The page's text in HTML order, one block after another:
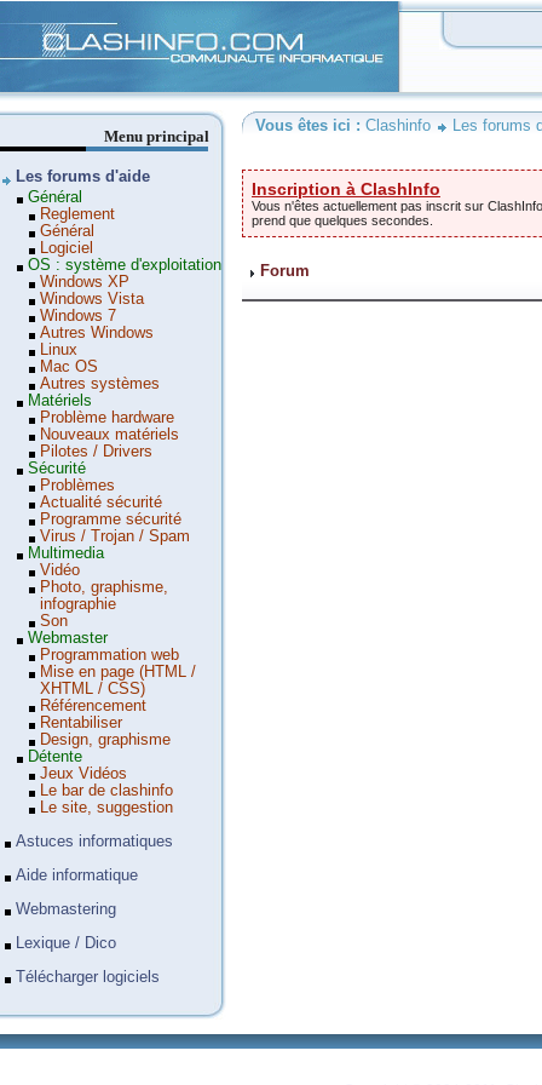
Vous êtes ici : Clashinfo Les forums
Inscription à ClashInfo
Vous n'êtes actuellement pas inscrit sur
prend que quelques secondes.
Forum
Menu principal
Les forums d'aide
Général
Reglement
Général
Logiciel
OS : système d'exploitation
Windows XP
Windows Vista
Windows 7
Autres Windows
Linux
Mac OS
Autres systèmes
Matériels
Problème hardware
Nouveaux matériels
Pilotes / Drivers
Sécurité
Problèmes
Actualité sécurité
Programme sécurité
Virus / Trojan / Spam
Multimedia
Vidéo
Photo, graphisme,
infographie
Son
Webmaster
Programmation web
Mise en page (HTML /
XHTML / CSS)
Référencement
Rentabiliser
Design, graphisme
Détente
Jeux Vidéos
Le bar de clashinfo
Le site, suggestion
Astuces informatiques
Aide informatique
Webmastering
Lexique / Dico
Télécharger logiciels